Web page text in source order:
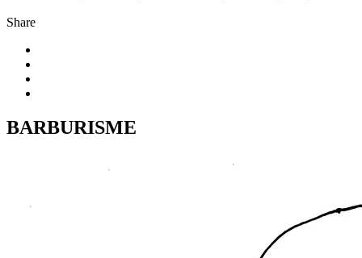
Share
BARBURISME